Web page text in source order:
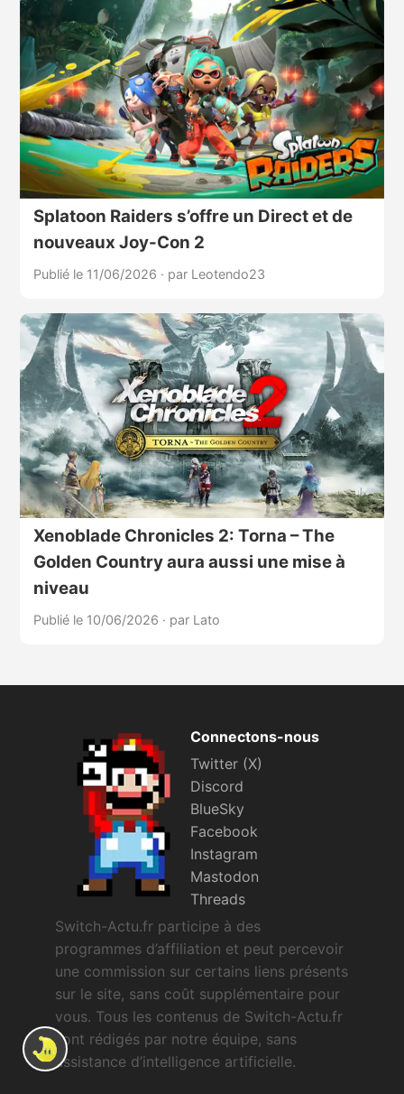
Splatoon Raiders s’offre un Direct et de
nouveaux Joy-Con 2
Publié le 11/06/2026 · par Leotendo23
Xenoblade Chronicles 2: Torna – The
Golden Country aura aussi une mise à
niveau
Publié le 10/06/2026 · par Lato
Connectons-nous
Twitter (X)
Discord
BlueSky
Facebook
Instagram
Mastodon
Threads
Switch-Actu.fr participe à des
programmes d’affiliation et peut percevoir
une commission sur certains liens présents
sur le site, sans coût supplémentaire pour
vous. Tous les contenus de Switch-Actu.fr
sont rédigés par notre équipe, sans
assistance d’intelligence artificielle.